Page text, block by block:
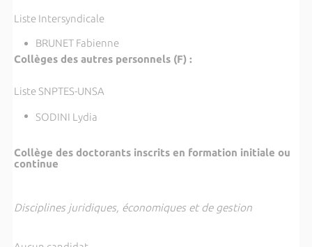
Liste Intersyndicale
BRUNET Fabienne
Collèges des autres personnels (F) :
Liste SNPTES-UNSA
SODINI Lydia
Collège des doctorants inscrits en formation initiale ou
continue
Disciplines juridiques, économiques et de gestion